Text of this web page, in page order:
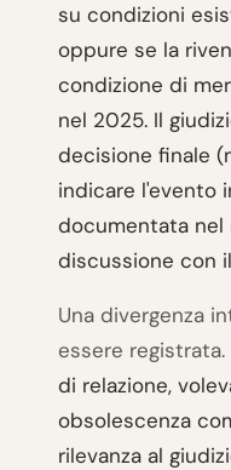
su condizioni
oppure se la
condizione di
nel 2025. Il
decisione finale
indicare l'evento
documentata nel
discussione con
Una divergenza
essere registrata.
di relazione,
obsolescenza
rilevanza al